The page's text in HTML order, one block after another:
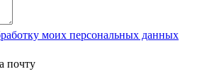
моих персональных данных
почту